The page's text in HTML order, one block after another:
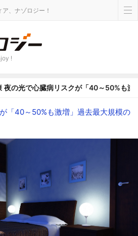
、ナゾロジー！
!
夜の光で心臓病リスクが「40～50%も激
「40～50%も激増」過去最大規模の